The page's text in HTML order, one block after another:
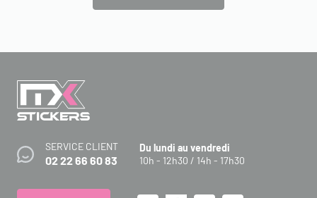
SERVICE CLIENT
02 22 66 60 83
Du lundi au vendredi
10h - 12h30 / 14h - 17h30